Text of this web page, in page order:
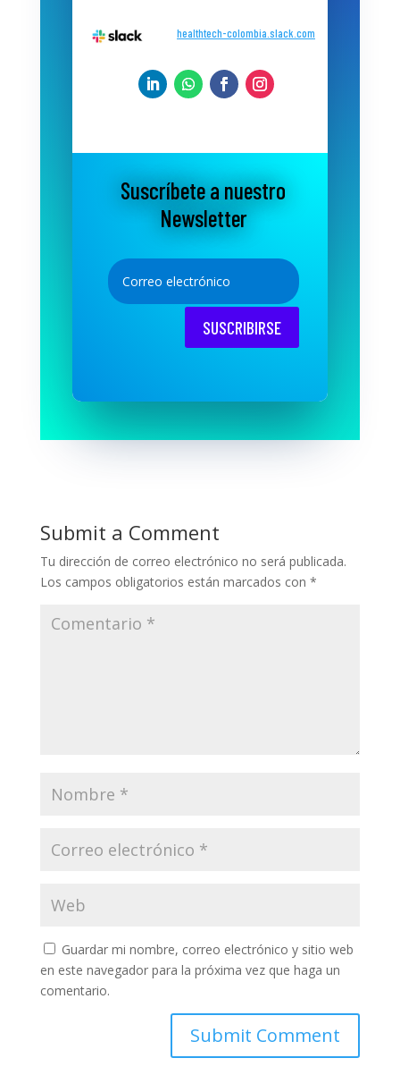
healthtech-colombia.slack.com
Suscríbete a nuestro
Newsletter
SUSCRIBIRSE
Submit a Comment
Tu dirección de correo electrónico no será publicada.
Los campos obligatorios están marcados con *
Guardar mi nombre, correo electrónico y sitio web
en este navegador para la próxima vez que haga un
comentario.